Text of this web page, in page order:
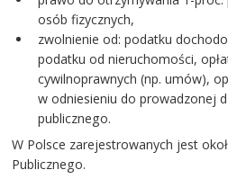
osób fizycznych,
zwolnienie od: podatku
podatku od nieruchomości,
cywilnoprawnych (np. umów),
w odniesieniu do prowadzonej
publicznego.
W Polsce zarejestrowanych jest
Publicznego.